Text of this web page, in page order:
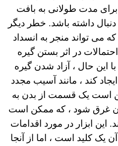
مدت طولانی به بافت
داشته باشد. خطر دیگر
می تواند منجر به انسداد
در اثر بستن گیره
این حال ، آزاد شدن گیره
کند ، مانند آسیب مجدد
است یک قسمت از بدن به
غرق شود ، که ممکن است
این ابزار در مورد اقدامات
یک کلید است ، اما از آنجا